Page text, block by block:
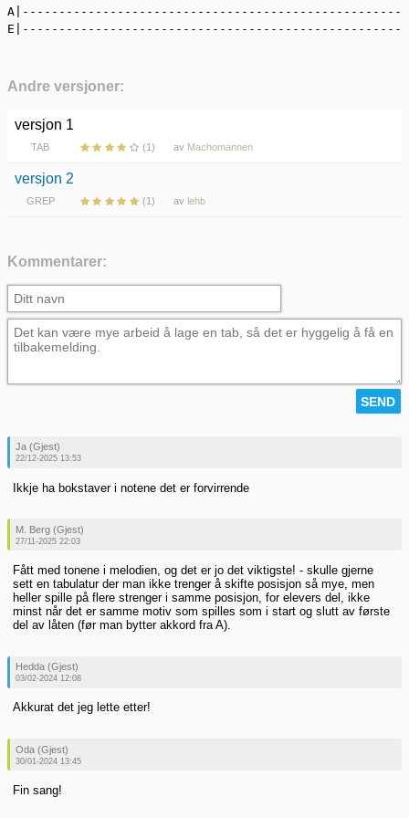
Andre versjoner:
versjon 1
TAB (1) av Machomannen
versjon 2
GREP (1) av lehb
Kommentarer:
Ja (Gjest)
22/12-2025 13:53
Ikkje ha bokstaver i notene det er forvirrende
M. Berg (Gjest)
27/11-2025 22:03
Fått med tonene i melodien, og det er jo det viktigste! - skulle gjerne
sett en tabulatur der man ikke trenger å skifte posisjon så mye, men
heller spille på flere strenger i samme posisjon, for elevers del, ikke
minst når det er samme motiv som spilles som i start og slutt av første
del av låten (før man bytter akkord fra A).
Hedda (Gjest)
03/02-2024 12:08
Akkurat det jeg lette etter!
Oda (Gjest)
30/01-2024 13:45
Fin sang!